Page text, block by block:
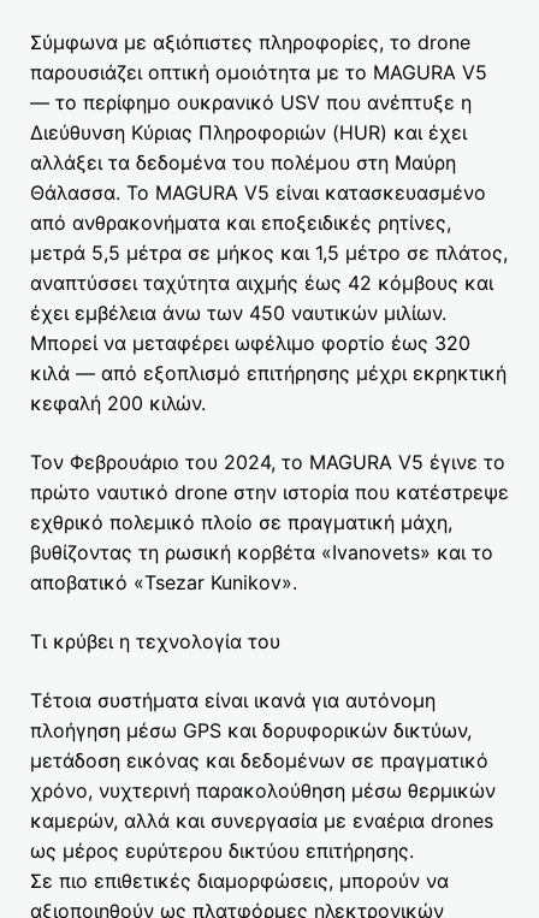
Σύμφωνα με αξιόπιστες πληροφορίες, το drone
παρουσιάζει οπτική ομοιότητα με το MAGURA V5
— το περίφημο ουκρανικό USV που ανέπτυξε η
Διεύθυνση Κύριας Πληροφοριών (HUR) και έχει
αλλάξει τα δεδομένα του πολέμου στη Μαύρη
Θάλασσα. Το MAGURA V5 είναι κατασκευασμένο
από ανθρακονήματα και εποξειδικές ρητίνες,
μετρά 5,5 μέτρα σε μήκος και 1,5 μέτρο σε πλάτος,
αναπτύσσει ταχύτητα αιχμής έως 42 κόμβους και
έχει εμβέλεια άνω των 450 ναυτικών μιλίων.
Μπορεί να μεταφέρει ωφέλιμο φορτίο έως 320
κιλά — από εξοπλισμό επιτήρησης μέχρι εκρηκτική
κεφαλή 200 κιλών.
Τον Φεβρουάριο του 2024, το MAGURA V5 έγινε το
πρώτο ναυτικό drone στην ιστορία που κατέστρεψε
εχθρικό πολεμικό πλοίο σε πραγματική μάχη,
βυθίζοντας τη ρωσική κορβέτα «Ivanovets» και το
αποβατικό «Tsezar Kunikov».
Τι κρύβει η τεχνολογία του
Τέτοια συστήματα είναι ικανά για αυτόνομη
πλοήγηση μέσω GPS και δορυφορικών δικτύων,
μετάδοση εικόνας και δεδομένων σε πραγματικό
χρόνο, νυχτερινή παρακολούθηση μέσω θερμικών
καμερών, αλλά και συνεργασία με εναέρια drones
ως μέρος ευρύτερου δικτύου επιτήρησης.
Σε πιο επιθετικές διαμορφώσεις, μπορούν να
αξιοποιηθούν ως πλατφόρμες ηλεκτρονικών